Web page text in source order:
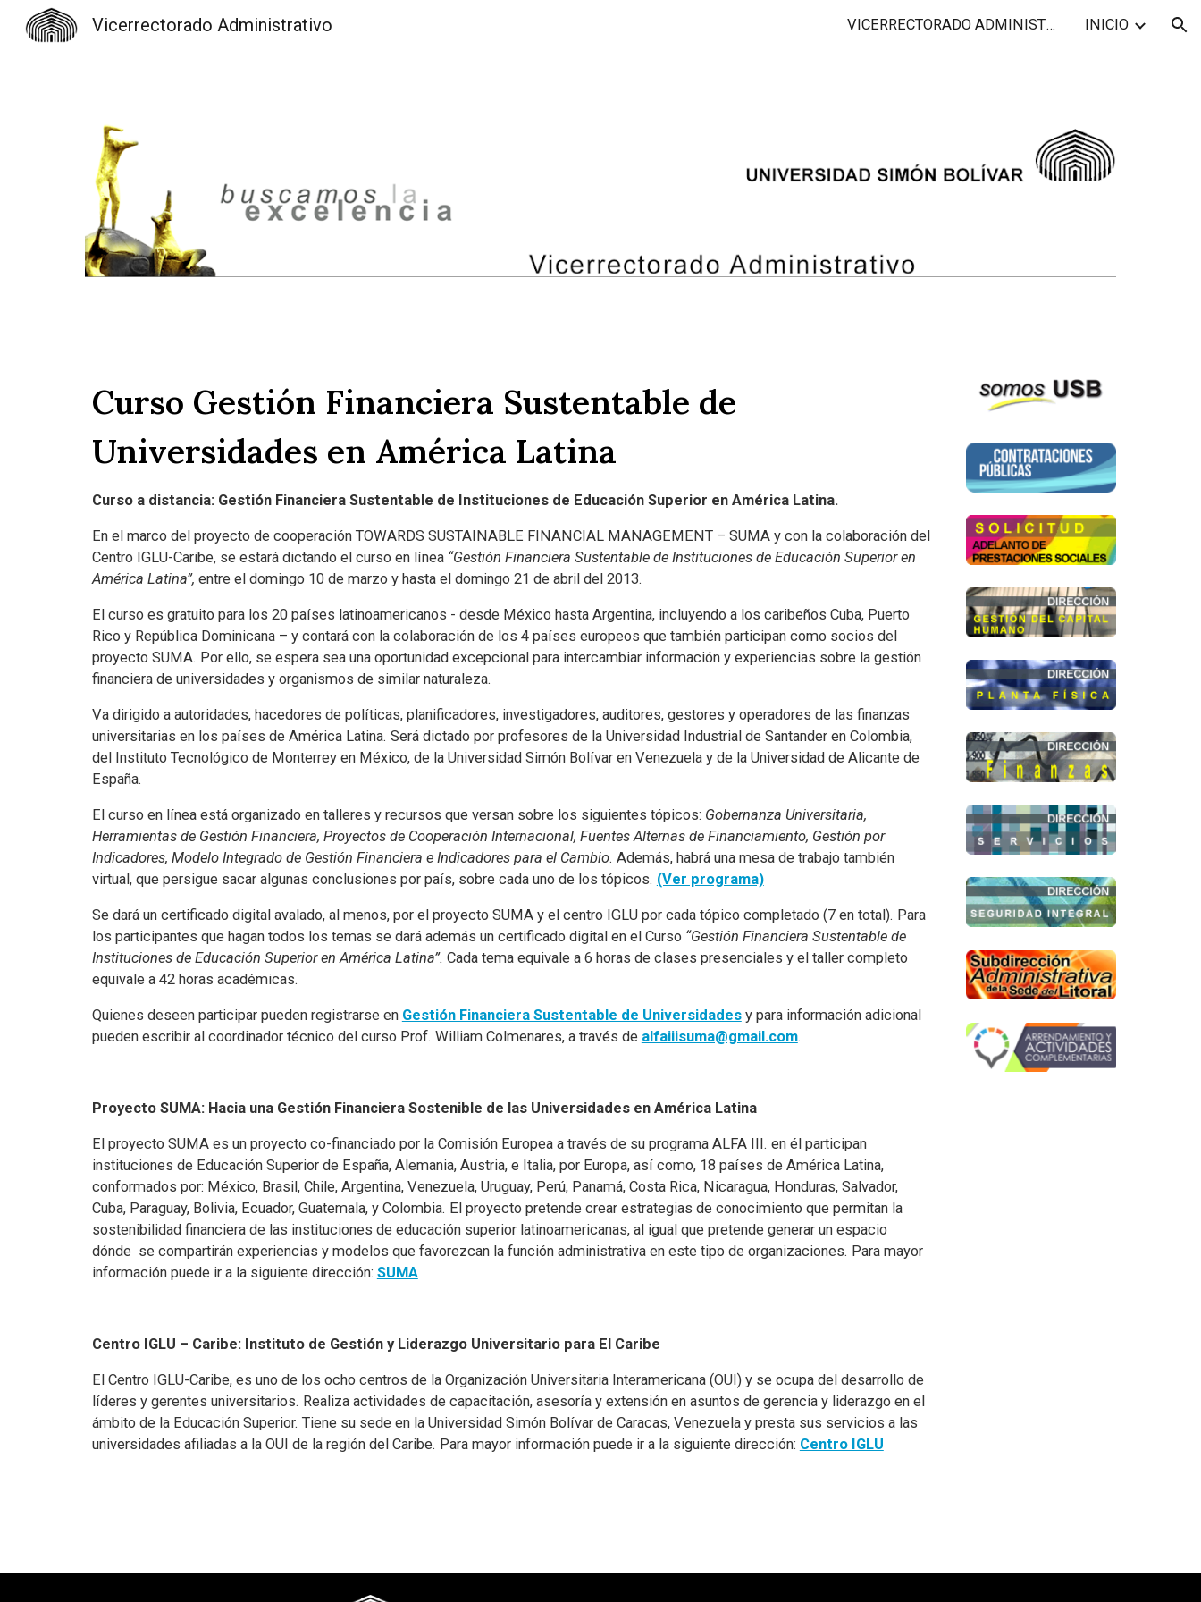
Vicerrectorado Administrativo VICERRECTORADO ADMINISTRATIVO INICIO
Curso Gestión Financiera Sustentable de
Universidades en América Latina
Curso a distancia: Gestión Financiera Sustentable de Instituciones de Educación Superior en América Latina.
En el marco del proyecto de cooperación TOWARDS SUSTAINABLE FINANCIAL MANAGEMENT – SUMA y con la colaboración del
Centro IGLU-Caribe, se estará dictando el curso en línea “Gestión Financiera Sustentable de Instituciones de Educación Superior en
América Latina”, entre el domingo 10 de marzo y hasta el domingo 21 de abril del 2013.
El curso es gratuito para los 20 países latinoamericanos - desde México hasta Argentina, incluyendo a los caribeños Cuba, Puerto
Rico y República Dominicana – y contará con la colaboración de los 4 países europeos que también participan como socios del
proyecto SUMA. Por ello, se espera sea una oportunidad excepcional para intercambiar información y experiencias sobre la gestión
financiera de universidades y organismos de similar naturaleza.
Va dirigido a autoridades, hacedores de políticas, planificadores, investigadores, auditores, gestores y operadores de las finanzas
universitarias en los países de América Latina. Será dictado por profesores de la Universidad Industrial de Santander en Colombia,
del Instituto Tecnológico de Monterrey en México, de la Universidad Simón Bolívar en Venezuela y de la Universidad de Alicante de
España.
El curso en línea está organizado en talleres y recursos que versan sobre los siguientes tópicos: Gobernanza Universitaria,
Herramientas de Gestión Financiera, Proyectos de Cooperación Internacional, Fuentes Alternas de Financiamiento, Gestión por
Indicadores, Modelo Integrado de Gestión Financiera e Indicadores para el Cambio. Además, habrá una mesa de trabajo también
virtual, que persigue sacar algunas conclusiones por país, sobre cada uno de los tópicos. (Ver programa)
Se dará un certificado digital avalado, al menos, por el proyecto SUMA y el centro IGLU por cada tópico completado (7 en total). Para
los participantes que hagan todos los temas se dará además un certificado digital en el Curso “Gestión Financiera Sustentable de
Instituciones de Educación Superior en América Latina”. Cada tema equivale a 6 horas de clases presenciales y el taller completo
equivale a 42 horas académicas.
Quienes deseen participar pueden registrarse en Gestión Financiera Sustentable de Universidadesy para información adicional
pueden escribir al coordinador técnico del curso Prof. William Colmenares, a través de alfaiiisuma@gmail.com.
Proyecto SUMA: Hacia una Gestión Financiera Sostenible de las Universidades en América Latina
El proyecto SUMA es un proyecto co-financiado por la Comisión Europea a través de su programa ALFA III. en él participan
instituciones de Educación Superior de España, Alemania, Austria, e Italia, por Europa, así como, 18 países de América Latina,
conformados por: México, Brasil, Chile, Argentina, Venezuela, Uruguay, Perú, Panamá, Costa Rica, Nicaragua, Honduras, Salvador,
Cuba, Paraguay, Bolivia, Ecuador, Guatemala, y Colombia. El proyecto pretende crear estrategias de conocimiento que permitan la
sostenibilidad financiera de las instituciones de educación superior latinoamericanas, al igual que pretende generar un espacio
dónde se compartirán experiencias y modelos que favorezcan la función administrativa en este tipo de organizaciones. Para mayor
información puede ir a la siguiente dirección: SUMA
Centro IGLU – Caribe: Instituto de Gestión y Liderazgo Universitario para El Caribe
El Centro IGLU-Caribe, es uno de los ocho centros de la Organización Universitaria Interamericana (OUI) y se ocupa del desarrollo de
líderes y gerentes universitarios. Realiza actividades de capacitación, asesoría y extensión en asuntos de gerencia y liderazgo en el
ámbito de la Educación Superior. Tiene su sede en la Universidad Simón Bolívar de Caracas, Venezuela y presta sus servicios a las
universidades afiliadas a la OUI de la región del Caribe. Para mayor información puede ir a la siguiente dirección: Centro IGLU